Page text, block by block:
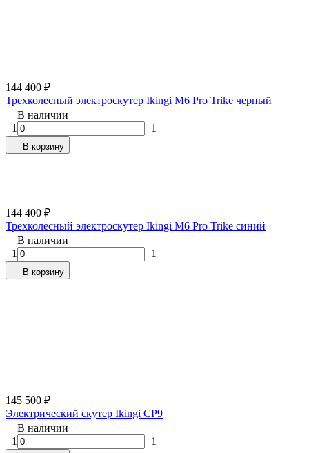
144 400 ₽
Трехколесный электроскутер Ikingi M6 Pro Trike черный
В наличии
1
1
В корзину
144 400 ₽
Трехколесный электроскутер Ikingi M6 Pro Trike синий
В наличии
1
1
В корзину
145 500 ₽
Электрический скутер Ikingi CP9
В наличии
1
1